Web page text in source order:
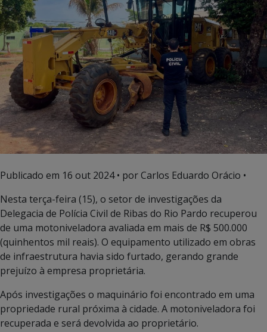
Publicado em 16 out 2024• por Carlos Eduardo Orácio •
Nesta terça-feira (15), o setor de investigações da
Delegacia de Polícia Civil de Ribas do Rio Pardo recuperou
de uma motoniveladora avaliada em mais de R$ 500.000
(quinhentos mil reais). O equipamento utilizado em obras
de infraestrutura havia sido furtado, gerando grande
prejuízo à empresa proprietária.
Após investigações o maquinário foi encontrado em uma
propriedade rural próxima à cidade. A motoniveladora foi
recuperada e será devolvida ao proprietário.